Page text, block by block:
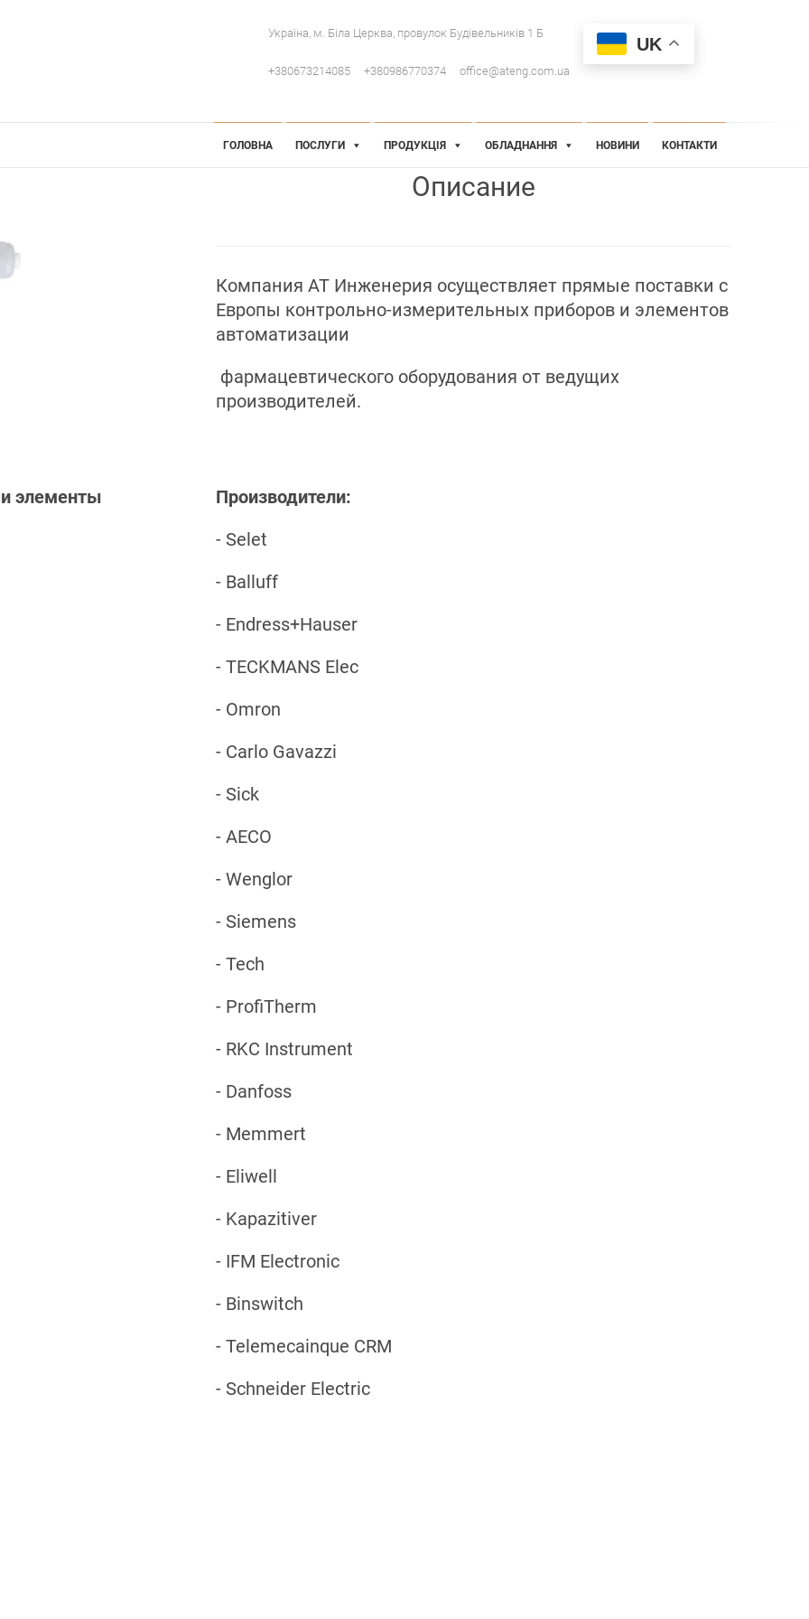
UK
Україна, м. Біла Церква, провулок Будівельників 1 Б
+380673214085 +380986770374 office@ateng.com.ua
ГОЛОВНА ПОСЛУГИ ПРОДУКЦІЯ ОБЛАДНАННЯ НОВИНИ КОНТАКТИ
Описание
Компания АТ Инженерия осуществляет прямые поставки с
Европы контрольно-измерительных приборов и элементов
автоматизации
фармацевтического оборудования от ведущих
производителей.
элементы
Производители:
- Selet
- Balluff
- Endress+Hauser
- TECKMANS Elec
- Omron
- Carlo Gavazzi
- Sick
- AECO
- Wenglor
- Siemens
- Tech
- ProfiTherm
- RKC Instrument
- Danfoss
- Memmert
- Eliwell
- Kapazitiver
- IFM Electronic
- Binswitch
- Telemecainque CRM
- Schneider Electric